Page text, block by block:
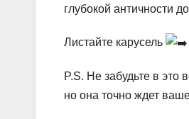
глубокой античности
Листайте карусель
P.S. Не забудьте в это
но она точно ждет